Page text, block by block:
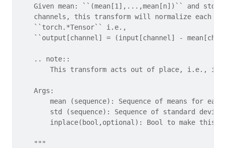
Given mean: ``(mean[1],...,mean[n])`` and std:
channels, this transform will normalize each
    ``torch.*Tensor`` i.e.,
``output[channel] = (input[channel] -
    .. note::
This transform acts out of place, i.e., it
    Args:
mean (sequence): Sequence of means for each
std (sequence): Sequence of standard
inplace(bool,optional): Bool to make this
    """